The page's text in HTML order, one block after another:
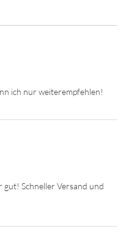
gut! Schneller Versand und